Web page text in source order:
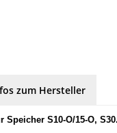
zum Hersteller
S10-O/15-O,